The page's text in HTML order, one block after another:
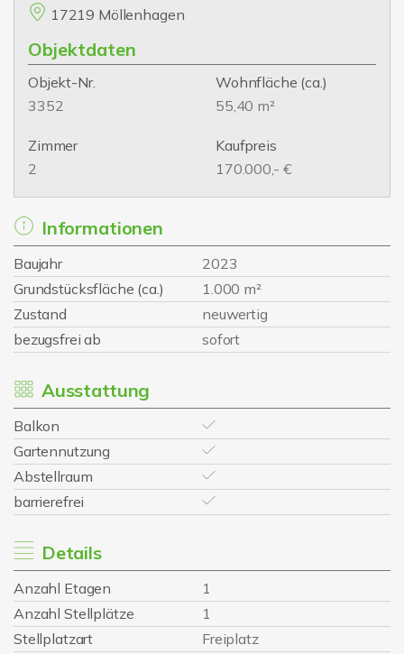
17219 Möllenhagen
Objektdaten
Objekt-Nr.
3352
Wohnfläche (ca.)
55,40 m²
Zimmer
2
Kaufpreis
170.000,- €
Informationen
Baujahr
2023
Grundstücksfläche (ca.)
1.000 m²
Zustand
neuwertig
bezugsfrei ab
sofort
Ausstattung
Balkon
Gartennutzung
Abstellraum
barrierefrei
Details
Anzahl Etagen
1
Anzahl Stellplätze
1
Stellplatzart
Freiplatz